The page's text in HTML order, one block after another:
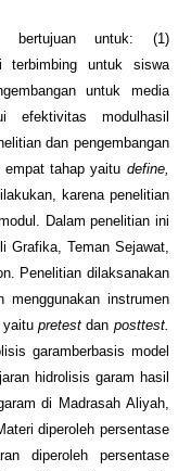
untuk: (1)
terbimbing untuk siswa
untuk media
efektivitas modulhasil
dan pengembangan
empat tahap yaitu define,
karena penelitian
Dalam penelitian ini
Grafika, Teman Sejawat,
Penelitian dilaksanakan
menggunakan instrumen
yaitupretestdan posttest.
garamberbasis model
hidrolisis garam hasil
di Madrasah Aliyah,
diperoleh persentase
diperoleh persentase